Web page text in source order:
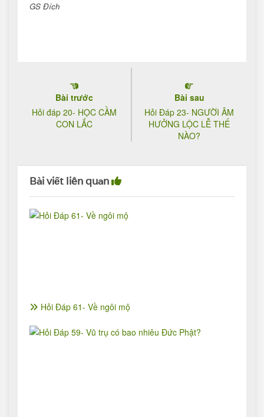
GS Đích
Bài trước
Hỏi đáp 20- HỌC CẦM
CON LẮC
Bài sau
Hỏi Đáp 23- NGƯỜI ÂM
HƯỞNG LỘC LỄ THẾ
NÀO?
Bài viết liên quan
Hỏi Đáp 61- Về ngôi mộ